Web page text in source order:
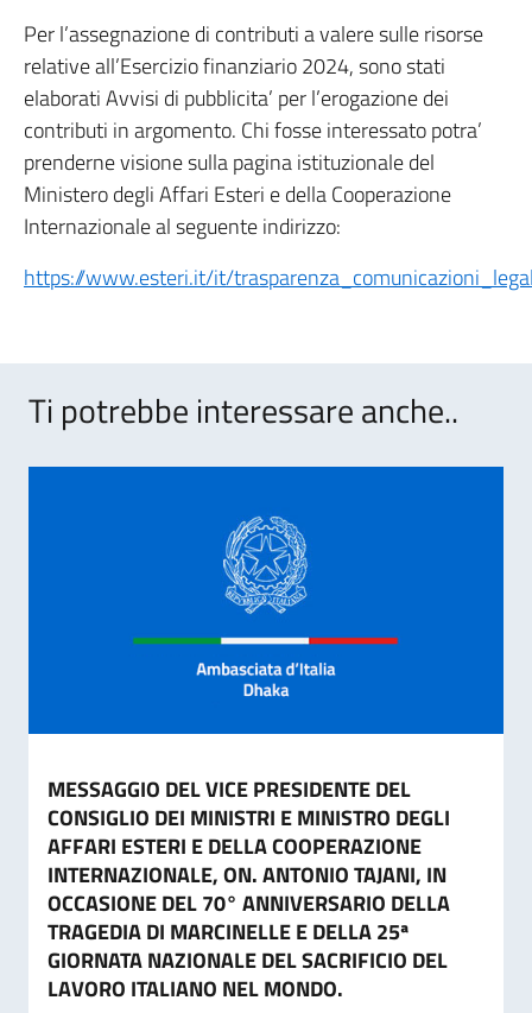
Per l’assegnazione di contributi a valere sulle risorse
relative all’Esercizio finanziario 2024, sono stati
elaborati Avvisi di pubblicita’ per l’erogazione dei
contributi in argomento. Chi fosse interessato potra’
prenderne visione sulla pagina istituzionale del
Ministero degli Affari Esteri e della Cooperazione
Internazionale al seguente indirizzo:
https://www.esteri.it/it/
Ti potrebbe interessare anche..
MESSAGGIO DEL VICE PRESIDENTE DEL
CONSIGLIO DEI MINISTRI E MINISTRO DEGLI
AFFARI ESTERI E DELLA COOPERAZIONE
INTERNAZIONALE, ON. ANTONIO TAJANI, IN
OCCASIONE DEL 70° ANNIVERSARIO DELLA
TRAGEDIA DI MARCINELLE E DELLA 25ª
GIORNATA NAZIONALE DEL SACRIFICIO DEL
LAVORO ITALIANO NEL MONDO.